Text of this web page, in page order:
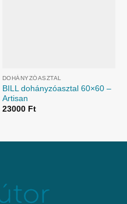
DOHÁNYZÓASZTAL
BILL dohányzóasztal 60×60 –
Artisan
23000 Ft